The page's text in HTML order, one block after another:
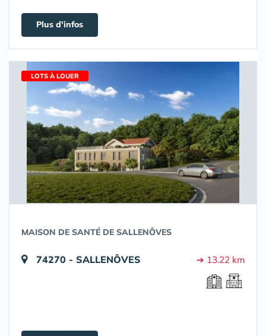
Plus d'infos
LOTS À LOUER
MAISON DE SANTÉ DE SALLENÔVES
74270 - SALLENÔVES ➔ 13.22 km